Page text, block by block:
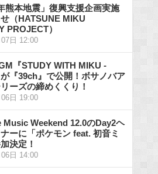
熊本地震」復興支援企画実施
（HATSUNE MIKU
PROJECT）
日 12:00
『STUDY WITH MIKU -
『39ch』で公開！ボサノバア
ーズの締めくくり！
日 19:00
Music Weekend 12.0のDay2ヘ
ーに「ポケモン feat. 初音ミ
決定！
日 14:00